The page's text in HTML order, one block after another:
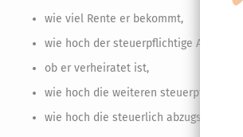
wie viel Rente er bekommt,
wie hoch der steuerpflichtige Anteil der
ob er verheiratet ist,
wie hoch die weiteren
wie hoch die steuerlich abzugsfähigen